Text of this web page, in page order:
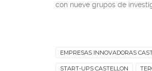
con nueve grupos de
EMPRESAS INNOVADORAS
START-UPS CASTELLON